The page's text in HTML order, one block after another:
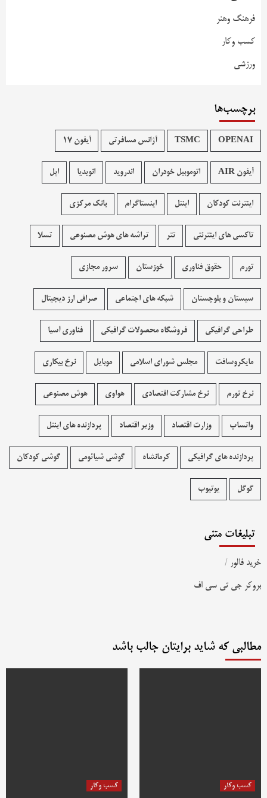
فرهنگ وهنر
کسب وکار
ورزشی
برچسب‌ها
OPENAI
TSMC آژانس مسافرتی آیفون 17
آیفون AIR اتوموبیل خودران اندروید انویدیا اپل
اینترنت کودکان اینتل اینستاگرام بانک مرکزی
تاکسی های اینترنتی تتر تراشه های هوش مصنوعی تسلا
تورم حقوق فناوری خوزستان سرور مجازی
سیستان و بلوچستان شبکه های اجتماعی صرافی ارز دیجیتال
طراحی گرافیکی فروشگاه محصولات گرافيکی فناوری آسیا
مایکروسافت مجلس شورای اسلامی موبایل نرخ بیکاری
نرخ تورم نرخ مشارکت اقتصادی هواوی هوش مصنوعی
واتساپ وزارت اقتصاد وزیر اقتصاد پردازنده های اینتل
پردازنده های گرافیکی کرمانشاه گوشی شیائومی گوشی کودکان
گوگل یوتیوب
تبلیغات متنی
خرید فالور /
بروکر جی تی سی اف
مطالبی که شاید برایتان جالب باشد
کسب وکار کسب وکار